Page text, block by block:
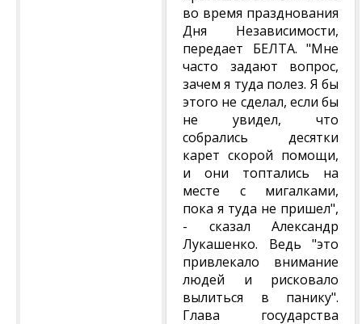
во время празднования
Дня Независимости,
передает БЕЛТА. "Мне
часто задают вопрос,
зачем я туда полез. Я бы
этого не сделал, если бы
не увидел, что
собрались десятки
карет скорой помощи,
и они топтались на
месте с мигалками,
пока я туда не пришел",
- сказал Александр
Лукашенко. Ведь "это
привлекало внимание
людей и рисковало
вылиться в панику".
Глава государства